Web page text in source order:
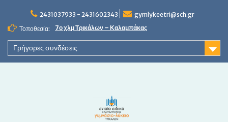
2431037933 - 2431602343
gymlykeetri@sch.gr
Τοποθεσία:
7ο χλμ Τρικάλων – Καλαμπάκας
Γρήγορες συνδέσεις